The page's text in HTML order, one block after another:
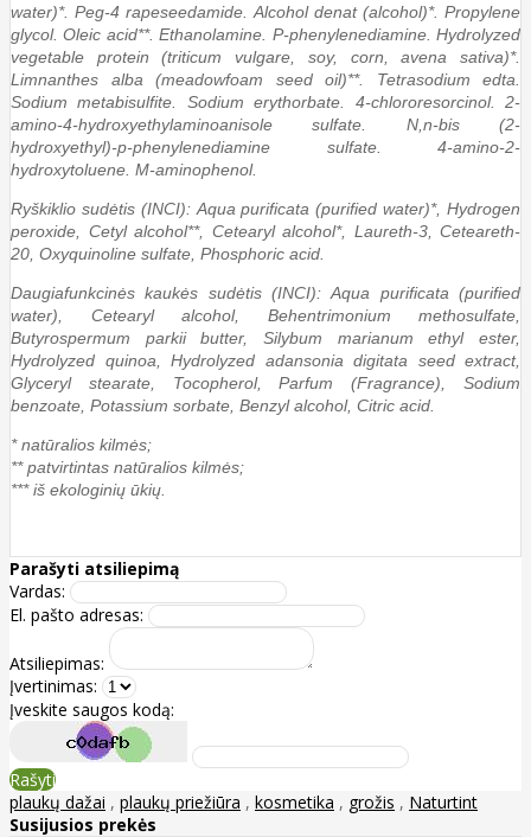
water)*. Peg-4 rapeseedamide. Alcohol denat (alcohol)*. Propylene
glycol. Oleic acid**. Ethanolamine. P-phenylenediamine. Hydrolyzed
vegetable protein (triticum vulgare, soy, corn, avena sativa)*.
Limnanthes alba (meadowfoam seed oil)**. Tetrasodium edta.
Sodium metabisulfite. Sodium erythorbate. 4-chlororesorcinol. 2-
amino-4-hydroxyethylaminoanisole sulfate. N,n-bis (2-
hydroxyethyl)-p-phenylenediamine sulfate. 4-amino-2-
hydroxytoluene. M-aminophenol.
Ryškiklio sudėtis (INCI): Aqua purificata (purified water)*, Hydrogen
peroxide, Cetyl alcohol**, Cetearyl alcohol*, Laureth-3, Ceteareth-
20, Oxyquinoline sulfate, Phosphoric acid.
Daugiafunkcinės kaukės sudėtis (INCI): Aqua purificata (purified
water), Cetearyl alcohol, Behentrimonium methosulfate,
Butyrospermum parkii butter, Silybum marianum ethyl ester,
Hydrolyzed quinoa, Hydrolyzed adansonia digitata seed extract,
Glyceryl stearate, Tocopherol, Parfum (Fragrance), Sodium
benzoate, Potassium sorbate, Benzyl alcohol, Citric acid.
* natūralios kilmės;
** patvirtintas natūralios kilmės;
*** iš ekologinių ūkių.
Parašyti atsiliepimą
Vardas:
El. pašto adresas:
Atsiliepimas:
Įvertinimas:
Įveskite saugos kodą:
Rašyti
plaukų dažai , plaukų priežiūra , kosmetika , grožis , Naturtint
Susijusios prekės